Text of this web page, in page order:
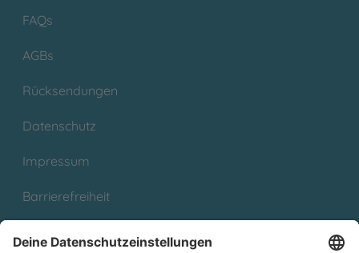
FAQs
AGBs
Rücksendungen
Datenschutz
Impressum
Barrierefreiheit